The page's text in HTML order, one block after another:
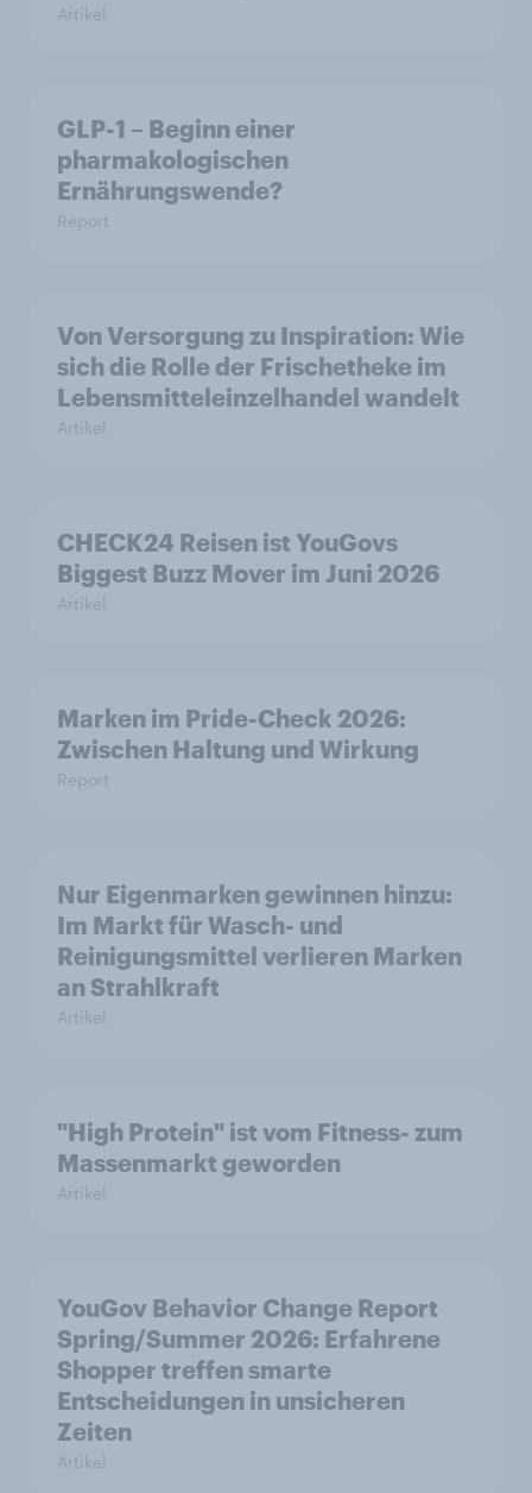
Artikel
GLP-1 – Beginn einer
pharmakologischen
Ernährungswende?
Report
Von Versorgung zu Inspiration: Wie
sich die Rolle der Frischetheke im
Lebensmitteleinzelhandel wandelt
Artikel
CHECK24 Reisen ist YouGovs
Biggest Buzz Mover im Juni 2026
Artikel
Marken im Pride-Check 2026:
Zwischen Haltung und Wirkung
Report
Nur Eigenmarken gewinnen hinzu:
Im Markt für Wasch- und
Reinigungsmittel verlieren Marken
an Strahlkraft
Artikel
"High Protein" ist vom Fitness- zum
Massenmarkt geworden
Artikel
YouGov Behavior Change Report
Spring/Summer 2026: Erfahrene
Shopper treffen smarte
Entscheidungen in unsicheren
Zeiten
Artikel